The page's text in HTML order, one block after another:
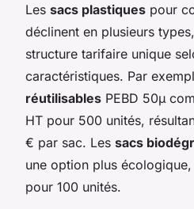
Les sacs plastiques pour
déclinent en plusieurs
structure tarifaire unique
caractéristiques. Par
réutilisables PEBD 50µ
HT pour 500 unités,
€ par sac. Les sacs
une option plus
pour 100 unités.